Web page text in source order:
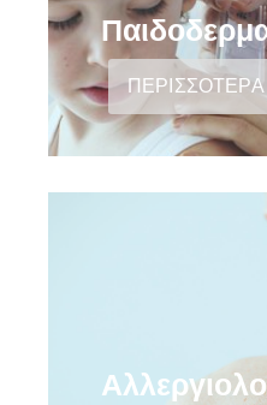
ΠΕΡΙΣΣΟΤΕΡΑ